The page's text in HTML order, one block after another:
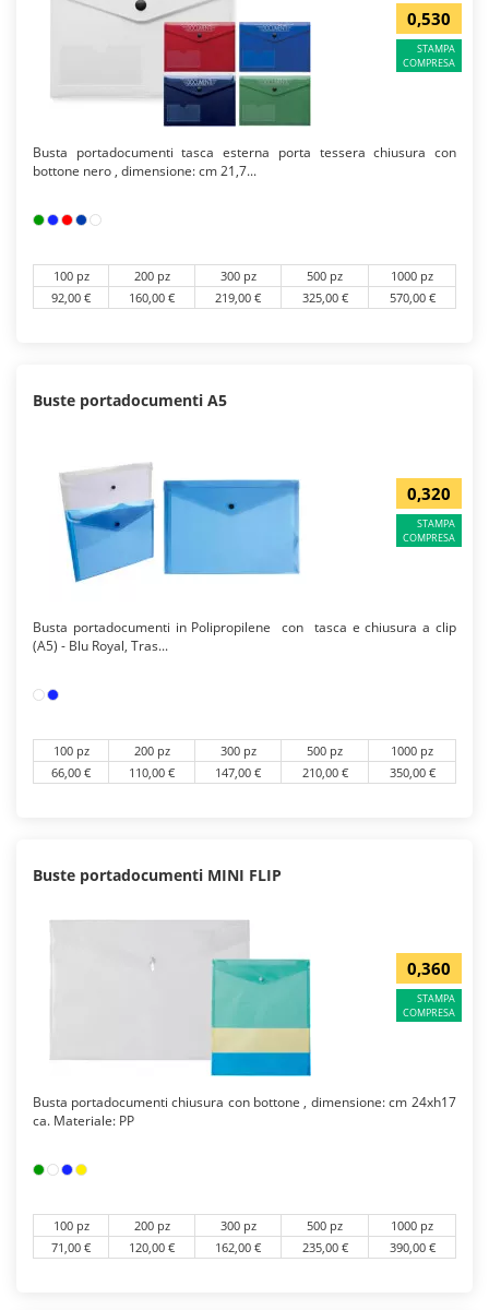
Le tecniche di personalizzazione sono principalmente due la serigrafia,
vantaggiosa per stampe ad uno o a 2 colori e per quantità medio alte,
oppure la sublimazione vantaggiosa per realizzazioni in quadricromia
ma utilizzabile solo su articoli in poliestere di colore bianco oppure
chiaro, questa tipologia di personalizzazione resiste a numerosi lavaggi
dell'articolo stesso.
0,530
STAMPA
COMPRESA
Busta portadocumenti tasca esterna porta tessera chiusura con
bottone nero , dimensione: cm 21,7...
100 pz 200 pz 300 pz 500 pz
1000 pz
92,00 €
160,00 € 219,00 € 325,00 € 570,00 €
Buste portadocumenti A5
0,320
STAMPA
COMPRESA
Busta portadocumenti in Polipropilene con tasca e chiusura a clip
(A5) - Blu Royal, Tras...
100 pz 200 pz 300 pz 500 pz
1000 pz
66,00 €
110,00 € 147,00 € 210,00 € 350,00 €
Buste portadocumenti MINI FLIP
0,360
STAMPA
COMPRESA
Busta portadocumenti chiusura con bottone , dimensione: cm 24xh17
ca. Materiale: PP
100 pz 200 pz 300 pz 500 pz
1000 pz
71,00 €
120,00 € 162,00 € 235,00 € 390,00 €